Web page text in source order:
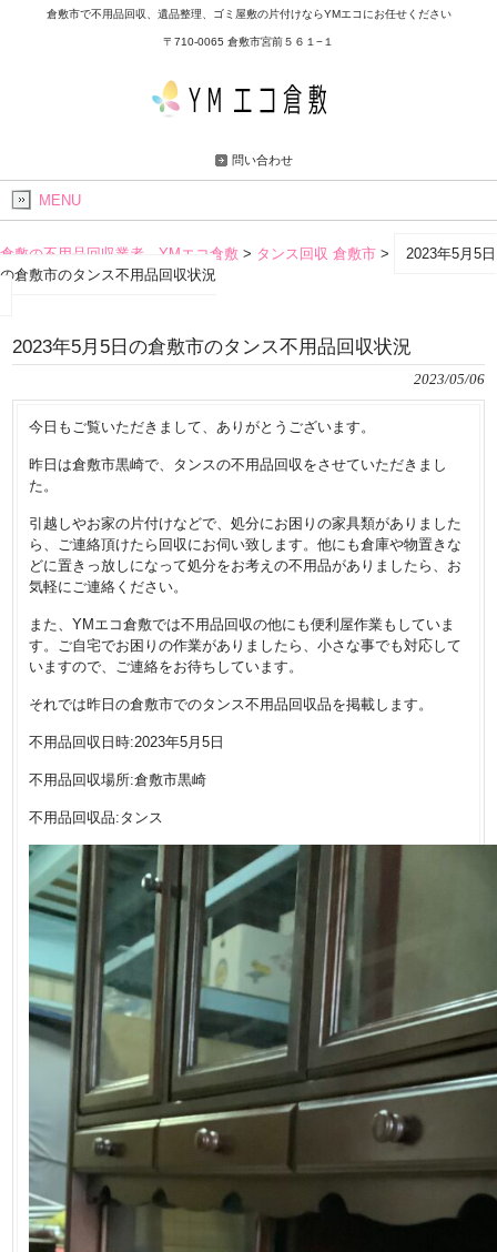
倉敷市で不用品回収、遺品整理、ゴミ屋敷の片付けならYMエコにお任せください
〒710-0065 倉敷市宮前５６１−１
問い合わせ
MENU
倉敷の不用品回収業者 YMエコ倉敷 > タンス回収 倉敷市 >
2023年5月5日
の倉敷市のタンス不用品回収状況
2023年5月5日の倉敷市のタンス不用品回収状況
2023/05/06
今日もご覧いただきまして、ありがとうございます。
昨日は倉敷市黒崎で、タンスの不用品回収をさせていただきまし
た。
引越しやお家の片付けなどで、処分にお困りの家具類がありました
ら、ご連絡頂けたら回収にお伺い致します。他にも倉庫や物置きな
どに置きっ放しになって処分をお考えの不用品がありましたら、お
気軽にご連絡ください。
また、YMエコ倉敷では不用品回収の他にも便利屋作業もしていま
す。ご自宅でお困りの作業がありましたら、小さな事でも対応して
いますので、ご連絡をお待ちしています。
それでは昨日の倉敷市でのタンス不用品回収品を掲載します。
不用品回収日時:2023年5月5日
不用品回収場所:倉敷市黒崎
不用品回収品:タンス